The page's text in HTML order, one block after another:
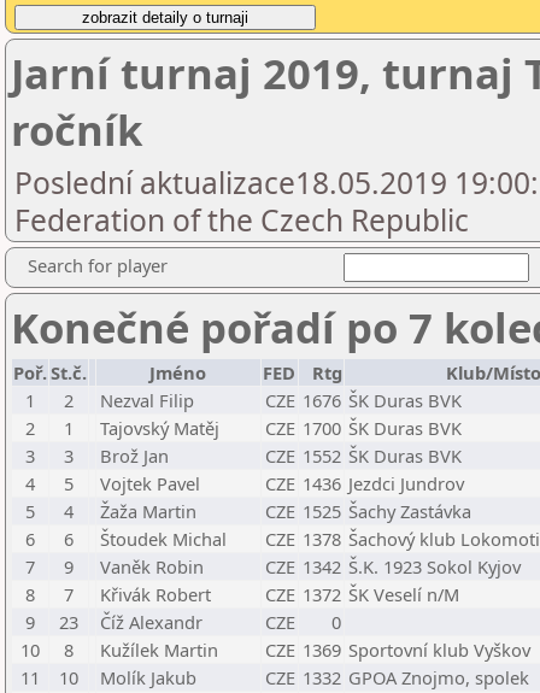
Jarní turnaj 2019, turnaj
ročník
Poslední aktualizace18.05.2019
Federation of the Czech Republic
Search for player
Konečné pořadí po 7
Poř.St.č. Jméno FED Rtg
Klub/Místo
1
2 Nezval Filip CZE 1676 ŠK Duras BVK
2
1 Tajovský Matěj CZE 1700 ŠK Duras BVK
3
3 Brož Jan CZE 1552 ŠK Duras BVK
4
5 Vojtek Pavel CZE 1436 Jezdci Jundrov
5
4 Žaža Martin CZE 1525 Šachy Zastávka
6
6 Štoudek Michal CZE 1378 Šachový klub
7
9 Vaněk Robin CZE 1342 Š.K. 1923 Sokol Kyjov
8
7 Křivák Robert CZE 1372 ŠK Veselí n/M
9
23 Číž Alexandr CZE
0
10
8 Kužílek Martin CZE 1369 Sportovní klub Vyškov
11
10 Molík Jakub CZE 1332 GPOA Znojmo, spolek